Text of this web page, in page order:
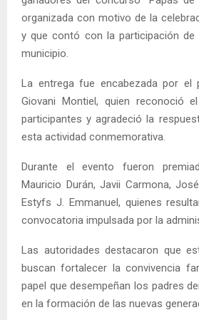
organizada con motivo de la
y que contó con la participación de
municipio.
La entrega fue encabezada por el
Giovani Montiel, quien reconoció
participantes y agradeció la
esta actividad conmemorativa.
Durante el evento fueron
Mauricio Durán, Javii Carmona,
Estyfs J. Emmanuel, quienes
convocatoria impulsada por la
Las autoridades destacaron que
buscan fortalecer la convivencia
papel que desempeñan los padres
en la formación de las nuevas